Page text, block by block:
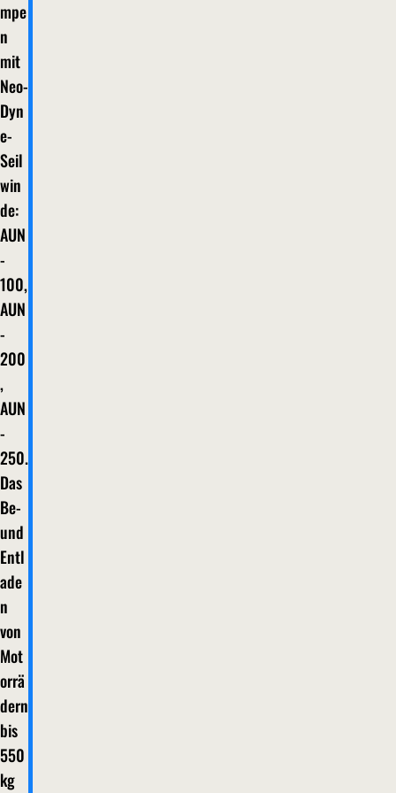
mpe
n
mit
Neo-
Dyn
e-
Seil
win
de:
AUN
-
100,
AUN
-
200
,
AUN
-
250.
Das
Be-
und
Entl
ade
n
von
Mot
orrä
dern
bis
550
kg